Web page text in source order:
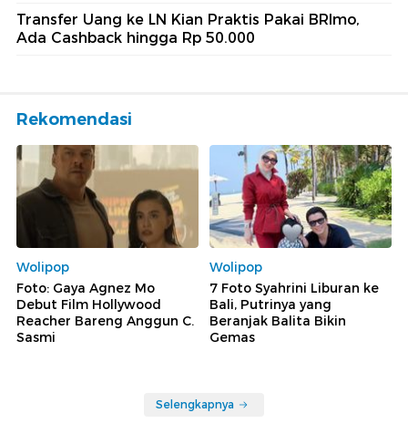
Transfer Uang ke LN Kian Praktis Pakai BRImo,
Ada Cashback hingga Rp 50.000
Rekomendasi
Wolipop
Foto: Gaya Agnez Mo
Debut Film Hollywood
Reacher Bareng Anggun C.
Sasmi
Wolipop
7 Foto Syahrini Liburan ke
Bali, Putrinya yang
Beranjak Balita Bikin
Gemas
Selengkapnya